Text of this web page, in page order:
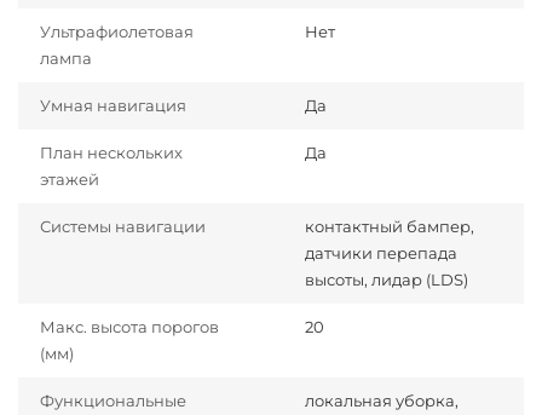
Ультрафиолетовая
лампа
Нет
Умная навигация Да
План нескольких
этажей
Да
Системы навигации
контактный бампер,
датчики перепада
высоты, лидар (LDS)
Макс. высота порогов
(мм)
20
Функциональные
локальная уборка,